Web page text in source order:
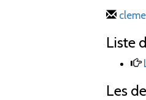
Liste
Les